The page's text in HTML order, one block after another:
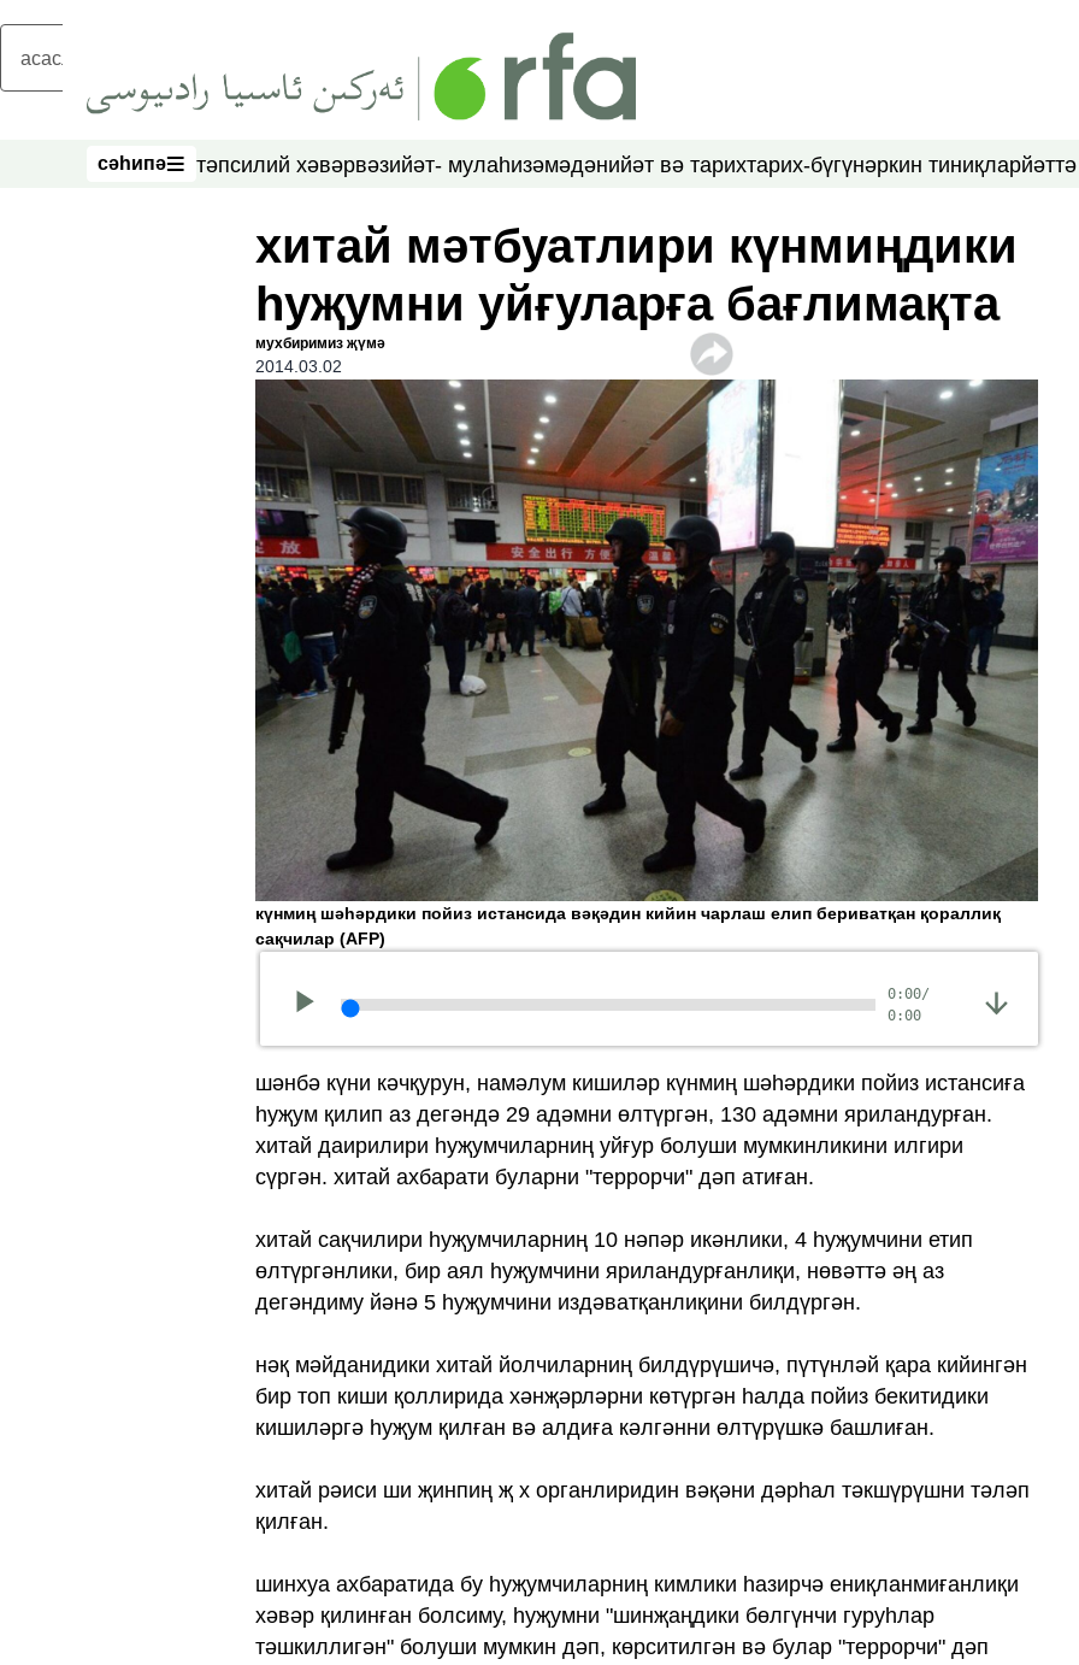
асаслиқ мәзмунға атлаң
сәһипә тәпсилий хәвәрвәзийәт- мулаһизәмәдәнийәт вә тарихтарих-бүгүнәркин тиниқлар
хитай мәтбуатлири күнмиңдики
һуҗумни уйғуларға бағлимақта
мухбиримиз җүмә
2014.03.02
күнмиң шәһәрдики пойиз истансида вәқәдин кийин чарлаш елип бериватқан қораллиқ
сақчилар (AFP)
0:00/
0:00
шәнбә күни кәчқурун, намәлум кишиләр күнмиң шәһәрдики пойиз истансиға
һуҗум қилип аз дегәндә 29 адәмни өлтүргән, 130 адәмни яриландурған.
хитай даирилири һуҗумчиларниң уйғур болуши мумкинликини илгири
сүргән. хитай ахбарати буларни "террорчи" дәп атиған.
хитай сақчилири һуҗумчиларниң 10 нәпәр икәнлики, 4 һуҗумчини етип
өлтүргәнлики, бир аял һуҗумчини яриландурғанлиқи, нөвәттә әң аз
дегәндиму йәнә 5 һуҗумчини издәватқанлиқини билдүргән.
нәқ мәйданидики хитай йолчиларниң билдүрүшичә, пүтүнләй қара кийингән
бир топ киши қоллирида хәнҗәрләрни көтүргән һалда пойиз бекитидики
кишиләргә һуҗум қилған вә алдиға кәлгәнни өлтүрүшкә башлиған.
хитай рәиси ши җинпиң җ х органлиридин вәқәни дәрһал тәкшүрүшни тәләп
қилған.
шинхуа ахбаратида бу һуҗумчиларниң кимлики һазирчә ениқланмиғанлиқи
хәвәр қилинған болсиму, һуҗумни "шинҗаңдики бөлгүнчи гуруһлар
тәшкиллигән" болуши мумкин дәп, көрситилгән вә булар "террорчи" дәп